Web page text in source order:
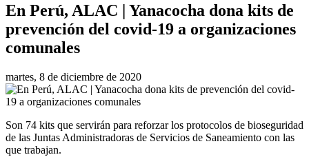
En Perú, ALAC | Yanacocha dona kits de
prevención del covid-19 a organizaciones
comunales
martes, 8 de diciembre de 2020
Son 74 kits que servirán para reforzar los protocolos de bioseguridad
de las Juntas Administradoras de Servicios de Saneamiento con las
que trabajan.